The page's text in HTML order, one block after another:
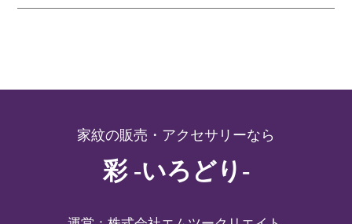
家紋の販売・アクセサリーなら
彩 -いろどり-